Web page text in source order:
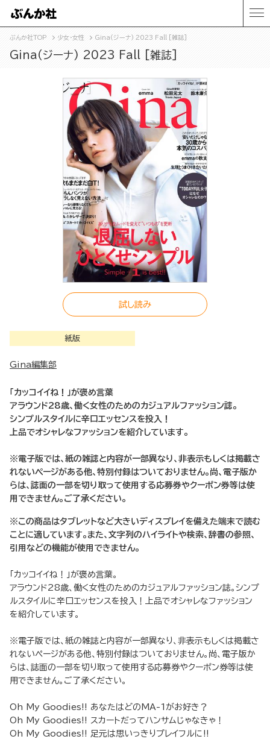
ぶんか社TOP 少女・女性 Gina(ジーナ) 2023 Fall [雑誌]
Gina(ジーナ) 2023 Fall [雑誌]
試し読み
紙版
Gina編集部
「カッコイイね！」が褒め言葉
アラウンド28歳、働く女性のためのカジュアルファッション誌。
シンプルスタイルに辛口エッセンスを投入！
上品でオシャレなファッションを紹介しています。
※電子版では、紙の雑誌と内容が一部異なり、非表示もしくは掲載さ
れないページがある他、特別付録はついておりません。尚、電子版か
らは、誌面の一部を切り取って使用する応募券やクーポン券等は使
用できません。ご了承ください。
※この商品はタブレットなど大きいディスプレイを備えた端末で読む
ことに適しています。また、文字列のハイライトや検索、辞書の参照、
引用などの機能が使用できません。
「カッコイイね！」が褒め言葉。
アラウンド28歳、働く女性のためのカジュアルファッション誌。シンプ
ルスタイルに辛口エッセンスを投入！上品でオシャレなファッション
を紹介しています。
※電子版では、紙の雑誌と内容が一部異なり、非表示もしくは掲載さ
れないページがある他、特別付録はついておりません。尚、電子版か
らは、誌面の一部を切り取って使用する応募券やクーポン券等は使
用できません。ご了承ください。
Oh My Goodies!! あなたはどのMA-1がお好き？
Oh My Goodies!! スカートだってハンサムじゃなきゃ！
Oh My Goodies!! 足元は思いっきりプレイフルに!!